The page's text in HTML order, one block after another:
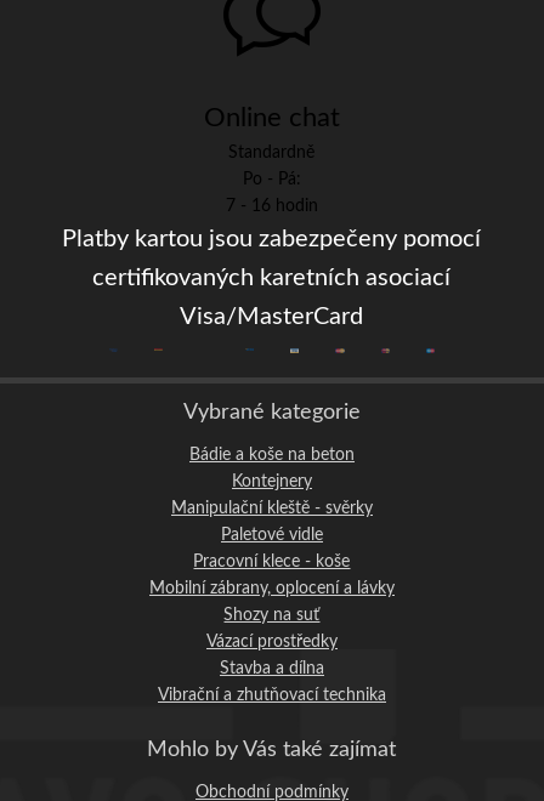
Online chat
Standardně
Po - Pá:
7 - 16 hodin
Platby kartou jsou zabezpečeny pomocí
certifikovaných karetních asociací
Visa/MasterCard
Vybrané kategorie
Bádie a koše na beton
Kontejnery
Manipulační kleště - svěrky
Paletové vidle
Pracovní klece - koše
Mobilní zábrany, oplocení a lávky
Shozy na suť
Vázací prostředky
Stavba a dílna
Vibrační a zhutňovací technika
Mohlo by Vás také zajímat
Obchodní podmínky